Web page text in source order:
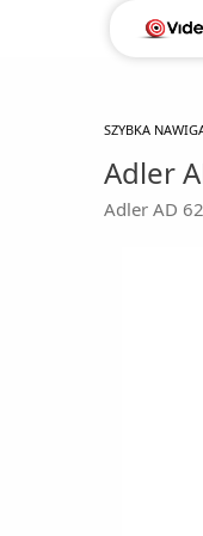
SZYBKA
Adler
Adler AD